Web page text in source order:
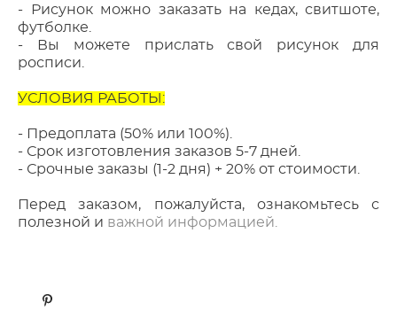
- Рисунок можно заказать на кедах, свитшоте,
футболке.
- Вы можете прислать свой рисунок для
росписи.
УСЛОВИЯ РАБОТЫ:
- Предоплата (50% или 100%).
- Срок изготовления заказов 5-7 дней.
- Срочные заказы (1-2 дня) + 20% от стоимости.
Перед заказом, пожалуйста, ознакомьтесь с
полезной и важной информацией.